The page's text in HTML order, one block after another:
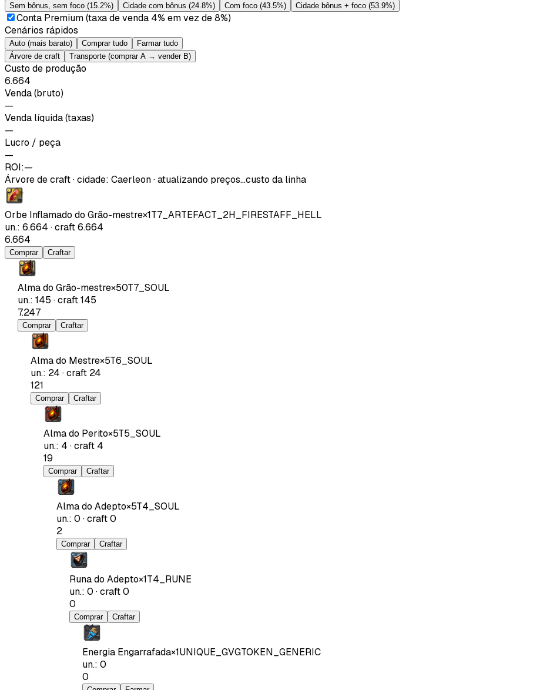
Sem bônus, sem foco (15.2%) Cidade com bônus (24.8%) Com foco (43.5%) Cidade bônus + foco (53.9%)
Conta Premium (taxa de venda 4% em vez de 8%)
Cenários rápidos
Auto (mais barato) Comprar tudo
Farmar tudo
Árvore de craft
Transporte (comprar A → vender B)
Custo de produção
6.664
Venda (bruto)
—
Venda líquida (taxas)
—
Lucro / peça
—
ROI:—
Árvore de craft·cidade: Caerleon· atualizando preços…custo da linha
Orbe Inflamado do Grão-mestre×1T7_ARTEFACT_2H_FIRESTAFF_HELL
un.: 6.664 ·craft6.664
6.664
Comprar Craftar
Alma do Grão-mestre×50T7_SOUL
un.: 145 ·craft145
7.247
Comprar Craftar
Alma do Mestre×5T6_SOUL
un.: 24 ·craft 24
121
Comprar Craftar
Alma do Perito×5T5_SOUL
un.: 4 ·craft 4
19
Comprar Craftar
Alma do Adepto×5T4_SOUL
un.: 0 ·craft0
2
Comprar Craftar
Runa do Adepto×1T4_RUNE
un.: 0 ·craft0
0
Comprar Craftar
Energia Engarrafada×1UNIQUE_GVGTOKEN_GENERIC
un.: 0
0